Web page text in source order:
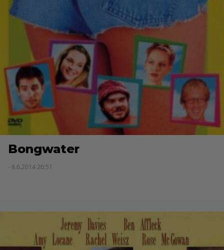
Bongwater
- 8.6.2014 20:51